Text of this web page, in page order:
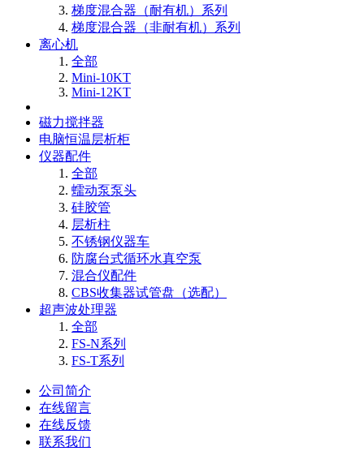
梯度混合器（耐有机）系列
梯度混合器（非耐有机）系列
离心机
全部
Mini-10KT
Mini-12KT
磁力搅拌器
电脑恒温层析柜
仪器配件
全部
蠕动泵泵头
硅胶管
层析柱
不锈钢仪器车
防腐台式循环水真空泵
混合仪配件
CBS收集器试管盘（选配）
超声波处理器
全部
FS-N系列
FS-T系列
公司简介
在线留言
在线反馈
联系我们